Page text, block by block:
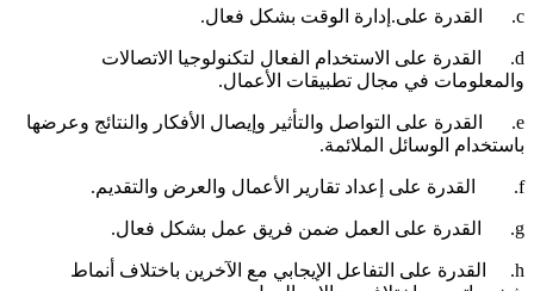
d. القدرة على الاستخدام الفعال لتكنولوجيا الاتصالات
في مجال تطبيقات الأعمال.
e. القدرة على التواصل والتأثير وإيصال الأفكار والنتائج وعرضها
الوسائل الملائمة.
h. القدرة على التفاعل الإيجابي مع الآخرين باختلاف أنماط